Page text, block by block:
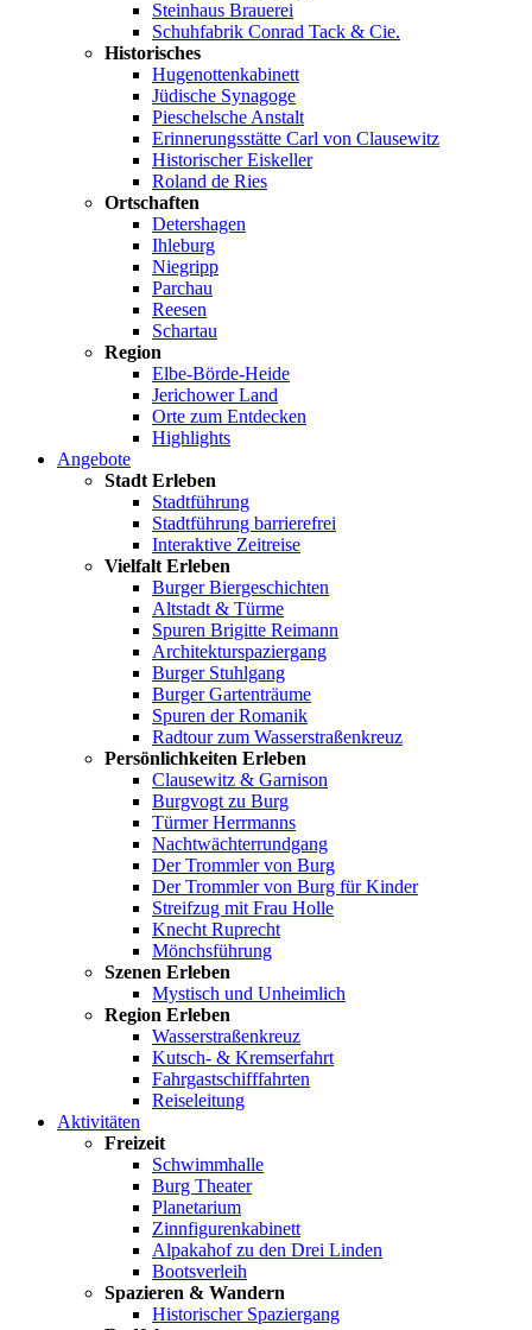
Steinhaus Brauerei
Schuhfabrik Conrad Tack & Cie.
Historisches
Hugenottenkabinett
Jüdische Synagoge
Pieschelsche Anstalt
Erinnerungsstätte Carl von Clausewitz
Historischer Eiskeller
Roland de Ries
Ortschaften
Detershagen
Ihleburg
Niegripp
Parchau
Reesen
Schartau
Region
Elbe-Börde-Heide
Jerichower Land
Orte zum Entdecken
Highlights
Angebote
Stadt Erleben
Stadtführung
Stadtführung barrierefrei
Interaktive Zeitreise
Vielfalt Erleben
Burger Biergeschichten
Altstadt & Türme
Spuren Brigitte Reimann
Architekturspaziergang
Burger Stuhlgang
Burger Gartenträume
Spuren der Romanik
Radtour zum Wasserstraßenkreuz
Persönlichkeiten Erleben
Clausewitz & Garnison
Burgvogt zu Burg
Türmer Herrmanns
Nachtwächterrundgang
Der Trommler von Burg
Der Trommler von Burg für Kinder
Streifzug mit Frau Holle
Knecht Ruprecht
Mönchsführung
Szenen Erleben
Mystisch und Unheimlich
Region Erleben
Wasserstraßenkreuz
Kutsch- & Kremserfahrt
Fahrgastschifffahrten
Reiseleitung
Aktivitäten
Freizeit
Schwimmhalle
Burg Theater
Planetarium
Zinnfigurenkabinett
Alpakahof zu den Drei Linden
Bootsverleih
Spazieren & Wandern
Historischer Spaziergang